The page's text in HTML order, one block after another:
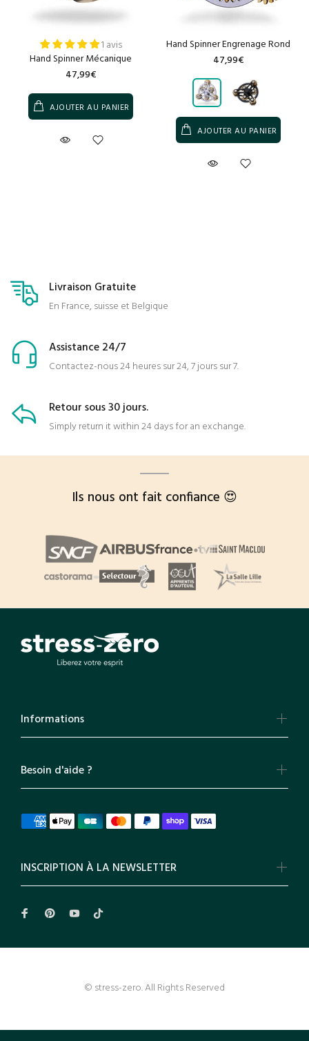
1 avis
Hand Spinner Mécanique
47,99€
AJOUTER AU PANIER
Hand Spinner Engrenage Rond
47,99€
AJOUTER AU PANIER
Livraison Gratuite
En France, suisse et Belgique
Assistance 24/7
Contactez-nous 24 heures sur 24, 7 jours sur 7.
Retour sous 30 jours.
Simply return it within 24 days for an exchange.
Ils nous ont fait confiance 😍
Informations
Besoin d'aide ?
INSCRIPTION À LA NEWSLETTER
© stress-zero. All Rights Reserved